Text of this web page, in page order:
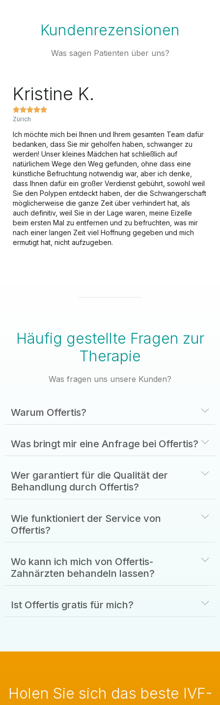
Kundenrezensionen
Was sagen Patienten über uns?
Kristine K.

Zürich
Ich möchte mich bei Ihnen und Ihrem gesamten Team dafür
bedanken, dass Sie mir geholfen haben, schwanger zu
werden! Unser kleines Mädchen hat schließlich auf
natürlichem Wege den Weg gefunden, ohne dass eine
künstliche Befruchtung notwendig war, aber ich denke,
dass Ihnen dafür ein großer Verdienst gebührt, sowohl weil
Sie den Polypen entdeckt haben, der die Schwangerschaft
möglicherweise die ganze Zeit über verhindert hat, als
auch definitiv, weil Sie in der Lage waren, meine Eizelle
beim ersten Mal zu entfernen und zu befruchten, was mir
nach einer langen Zeit viel Hoffnung gegeben und mich
ermutigt hat, nicht aufzugeben.
Häufig gestellte Fragen zur
Therapie
Was fragen uns unsere Kunden?
Warum Offertis?
Was bringt mir eine Anfrage bei Offertis?
Wer garantiert für die Qualität der
Behandlung durch Offertis?
Wie funktioniert der Service von
Offertis?
Wo kann ich mich von Offertis-
Zahnärzten behandeln lassen?
Ist Offertis gratis für mich?
Holen Sie sich das beste IVF-